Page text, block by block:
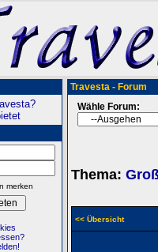
merken
Travesta - Forum
Wähle Forum:
Thema:
<< Übersicht